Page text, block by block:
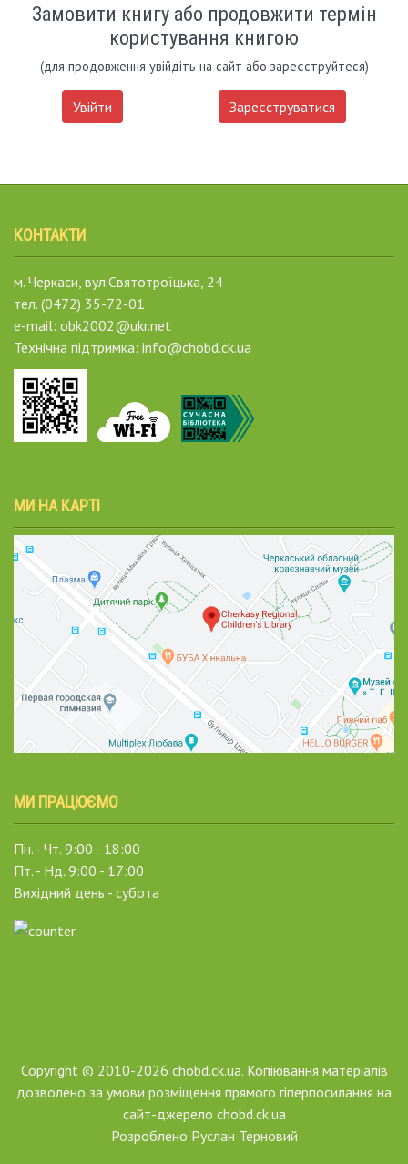
Замовити книгу або продовжити термін
користування книгою
(для продовження увійдіть на сайт або зареєструйтеся)
Увійти Зареєструватися
КОНТАКТИ
м. Черкаси, вул.Святотроїцька, 24
тел. (0472) 35-72-01
e-mail: obk2002@ukr.net
Технічна підтримка: info@chobd.ck.ua
МИ НА КАРТІ
МИ ПРАЦЮЄМО
Пн. - Чт. 9:00 - 18:00
Пт. - Нд. 9:00 - 17:00
Вихідний день - субота
Copyright © 2010-2026 chobd.ck.ua. Копіювання матеріалів
дозволено за умови розміщення прямого гіперпосилання на
сайт-джерело chobd.ck.ua
Розроблено Руслан Терновий